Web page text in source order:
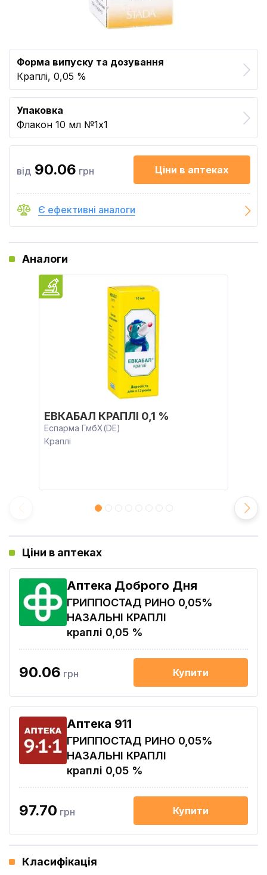
Форма випуску та дозування
Краплі, 0,05 %
Упаковка
Флакон 10 мл №1x1
від 90.06 грн Ціни в аптеках
Є ефективні аналоги
Аналоги
ЕВКАБАЛ КРАПЛІ 0,1 %
Еспарма ГмбХ(DE)
Краплі
Ціни в аптеках
Аптека Доброго Дня
ГРИППОСТАД РИНО 0,05%
НАЗАЛЬНІ КРАПЛІ
краплі 0,05 %
90.06 грн Купити
Aптека 911
ГРИППОСТАД РИНО 0,05%
НАЗАЛЬНІ КРАПЛІ
краплі 0,05 %
97.70 грн Купити
Класифікація